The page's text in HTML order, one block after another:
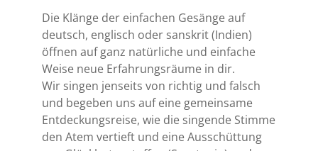
Die Klänge der einfachen Gesänge auf
deutsch, englisch oder sanskrit (Indien)
öffnen auf ganz natürliche und einfache
Weise neue Erfahrungsräume in dir.
Wir singen jenseits von richtig und falsch
und begeben uns auf eine gemeinsame
Entdeckungsreise, wie die singende Stimme
den Atem vertieft und eine Ausschüttung